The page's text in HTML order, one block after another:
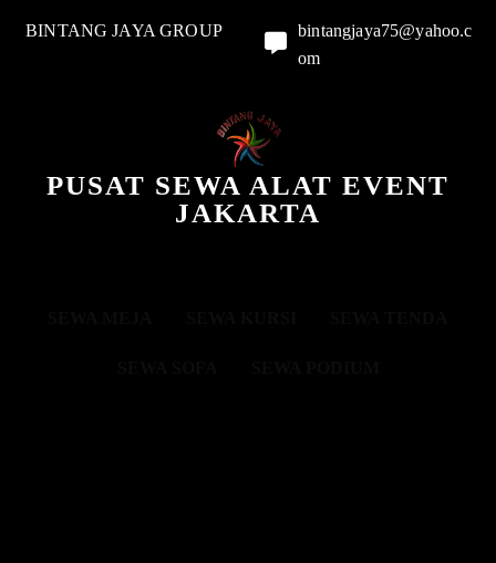
BINTANG JAYA GROUP
bintangjaya75@yahoo.c
om
PUSAT SEWA ALAT EVENT
JAKARTA